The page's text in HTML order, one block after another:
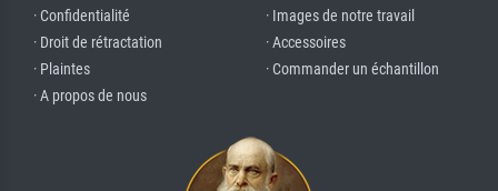
· Confidentialité
· Droit de rétractation
· Plaintes
· A propos de nous
· Images de notre travail
· Accessoires
· Commander un échantillon